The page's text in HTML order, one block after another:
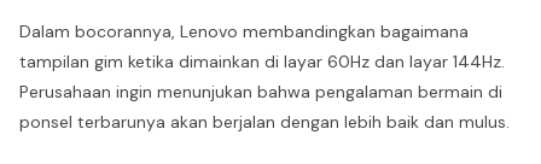
Dalam bocorannya, Lenovo membandingkan bagaimana
tampilan gim ketika dimainkan di layar 60Hz dan layar 144Hz.
Perusahaan ingin menunjukan bahwa pengalaman bermain di
ponsel terbarunya akan berjalan dengan lebih baik dan mulus.